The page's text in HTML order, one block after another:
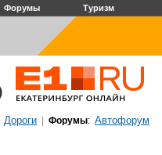
Форумы Туризм
Дороги Форумы: Автофорум